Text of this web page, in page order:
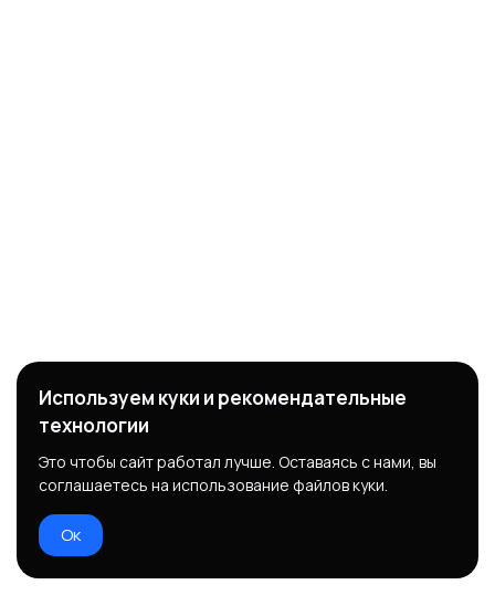
Используем куки и рекомендательные
технологии
Это чтобы сайт работал лучше. Оставаясь с нами, вы
соглашаетесь на использование файлов куки.
Ок